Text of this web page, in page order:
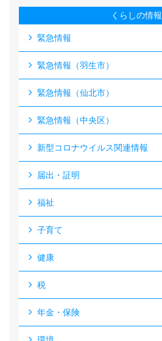
くらしの情報
緊急情報
緊急情報（羽生市）
緊急情報（仙北市）
緊急情報（中央区）
新型コロナウイルス関連情報
届出・証明
福祉
子育て
健康
税
年金・保険